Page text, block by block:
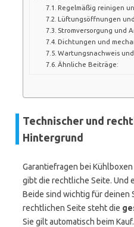
Regelmäßig reinigen
Lüftungsöffnungen
Stromversorgung und
Dichtungen und
Wartungsnachweis
Ähnliche Beiträge:
Technischer und
Hintergrund
Garantiefragen bei
gibt die rechtliche Seite. Und
Beide sind wichtig für deinen
rechtlichen Seite steht die
Sie gilt automatisch beim